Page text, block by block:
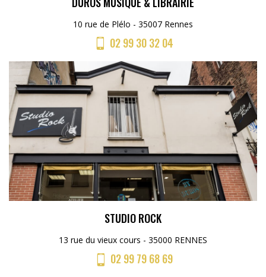
10 rue de Plélo - 35007 Rennes
02 99 30 32 04
STUDIO ROCK
13 rue du vieux cours - 35000 RENNES
02 99 79 68 69